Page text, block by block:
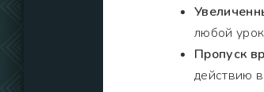
любой
Пропуск
действию